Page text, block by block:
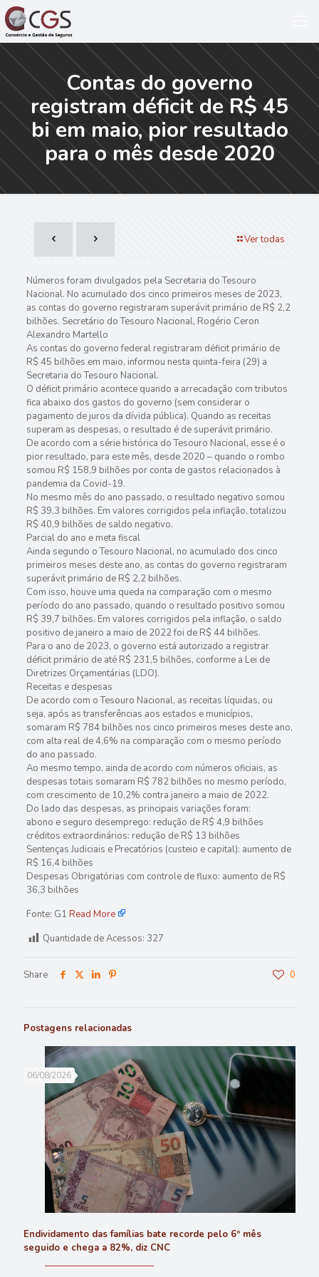
Contas do governo
registram déficit de R$ 45
bi em maio, pior resultado
para o mês desde 2020
Ver todas
Números foram divulgados pela Secretaria do Tesouro
Nacional. No acumulado dos cinco primeiros meses de 2023,
as contas do governo registraram superávit primário de R$ 2,2
bilhões. Secretário do Tesouro Nacional, Rogério Ceron
Alexandro Martello
As contas do governo federal registraram déficit primário de
R$ 45 bilhões em maio, informou nesta quinta-feira (29) a
Secretaria do Tesouro Nacional.
O déficit primário acontece quando a arrecadação com tributos
fica abaixo dos gastos do governo (sem considerar o
pagamento de juros da dívida pública). Quando as receitas
superam as despesas, o resultado é de superávit primário.
De acordo com a série histórica do Tesouro Nacional, esse é o
pior resultado, para este mês, desde 2020 – quando o rombo
somou R$ 158,9 bilhões por conta de gastos relacionados à
pandemia da Covid-19.
No mesmo mês do ano passado, o resultado negativo somou
R$ 39,3 bilhões. Em valores corrigidos pela inflação, totalizou
R$ 40,9 bilhões de saldo negativo.
Parcial do ano e meta fiscal
Ainda segundo o Tesouro Nacional, no acumulado dos cinco
primeiros meses deste ano, as contas do governo registraram
superávit primário de R$ 2,2 bilhões.
Com isso, houve uma queda na comparação com o mesmo
período do ano passado, quando o resultado positivo somou
R$ 39,7 bilhões. Em valores corrigidos pela inflação, o saldo
positivo de janeiro a maio de 2022 foi de R$ 44 bilhões.
Para o ano de 2023, o governo está autorizado a registrar
déficit primário de até R$ 231,5 bilhões, conforme a Lei de
Diretrizes Orçamentárias (LDO).
Receitas e despesas
De acordo com o Tesouro Nacional, as receitas líquidas, ou
seja, após as transferências aos estados e municípios,
somaram R$ 784 bilhões nos cinco primeiros meses deste ano,
com alta real de 4,6% na comparação com o mesmo período
do ano passado.
Ao mesmo tempo, ainda de acordo com números oficiais, as
despesas totais somaram R$ 782 bilhões no mesmo período,
com crescimento de 10,2% contra janeiro a maio de 2022.
Do lado das despesas, as principais variações foram:
abono e seguro desemprego: redução de R$ 4,9 bilhões
créditos extraordinários: redução de R$ 13 bilhões
Sentenças Judiciais e Precatórios (custeio e capital): aumento de
R$ 16,4 bilhões
Despesas Obrigatórias com controle de fluxo: aumento de R$
36,3 bilhões
Fonte: G1 Read More
Quantidade de Acessos: 327
Share 0
Postagens relacionadas
06/08/2026
Endividamento das famílias bate recorde pelo 6º mês
seguido e chega a 82%, diz CNC